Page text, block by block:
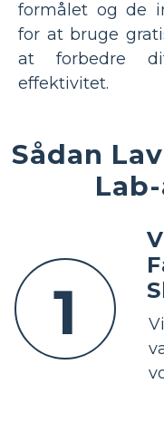
formålet og de
for at bruge
at forbedre
effektivitet.
Sådan
1